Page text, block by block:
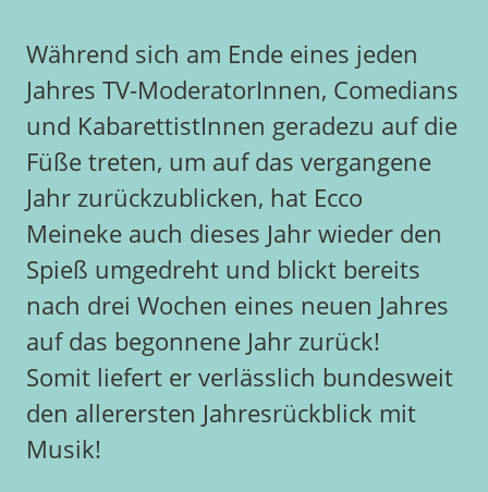
Während sich am Ende eines jeden
Jahres TV-ModeratorInnen, Comedians
und KabarettistInnen geradezu auf die
Füße treten, um auf das vergangene
Jahr zurückzublicken, hat Ecco
Meineke auch dieses Jahr wieder den
Spieß umgedreht und blickt bereits
nach drei Wochen eines neuen Jahres
auf das begonnene Jahr zurück!
Somit liefert er verlässlich bundesweit
den allerersten Jahresrückblick mit
Musik!